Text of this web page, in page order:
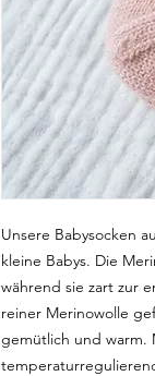
Unsere Babysocken
kleine Babys. Die
während sie zart zur
reiner Merinowolle
gemütlich und warm.